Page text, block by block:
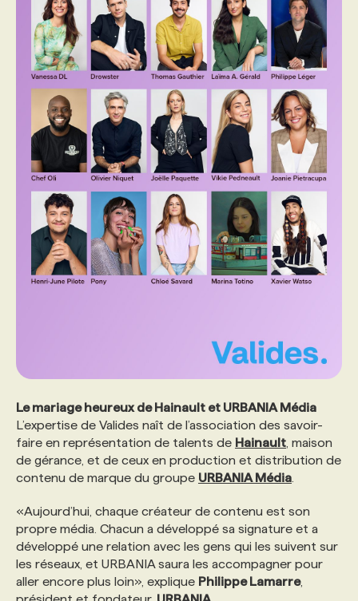
Le mariage heureux de Hainault et URBANIA Média
L’expertise de Valides naît de l’association des savoir-
faire en représentation de talents de Hainault , maison
de gérance, et de ceux en production et distribution de
contenu de marque du groupe URBANIA Média
«Aujourd’hui, chaque créateur de contenu est son
propre média. Chacun a développé sa signature et a
développé une relation avec les gens qui les suivent sur
les réseaux, et URBANIA saura les accompagner pour
aller encore plus loin», explique Philippe Lamarre,